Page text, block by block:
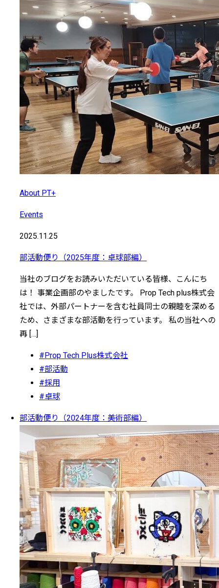
About PT+
Events
2025.11.25
部活動便り（2025年度：卓球部編）
当社のブログをお読みいただいている皆様、こんにち
は！ 事業企画部のやましたです。 Prop Tech plus株式会
社では、外部パートナーを含む社員同士の親睦を深める
ため、さまざまな部活動を行っています。 私の当社への
再 […]
#Prop Tech Plus株式会社
#部活動
#採用
#卓球
部活動便り（2024年度：美術部編）